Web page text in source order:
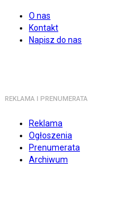
O nas
Kontakt
Napisz do nas
REKLAMA I PRENUMERATA
Reklama
Ogłoszenia
Prenumerata
Archiwum